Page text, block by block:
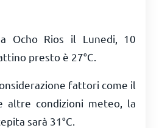
Ocho Rios il Lunedi, 10
presto è 27°C
fattori come il
altre condizioni meteo, la
sarà 31°C